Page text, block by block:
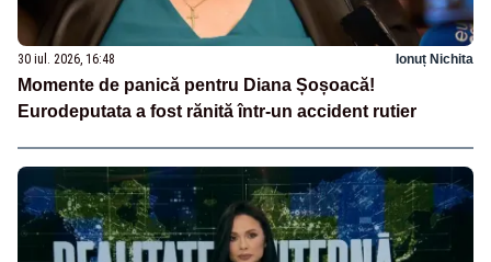
30 iul. 2026, 16:48 Ionuț Nichita
Momente de panică pentru Diana Șoșoacă!
Eurodeputata a fost rănită într-un accident rutier